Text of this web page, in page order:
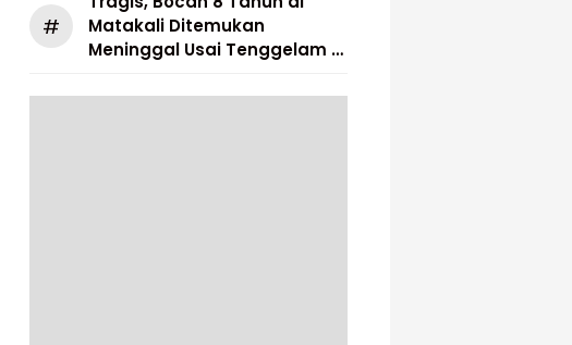
#
Matakali Ditemukan
Meninggal Usai Tenggelam di